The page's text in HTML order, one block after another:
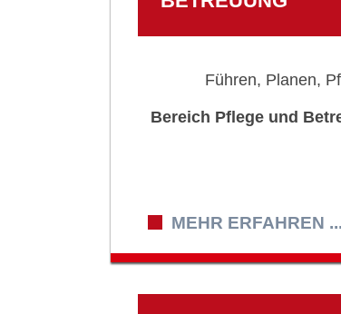
Führen, Planen,
Bereich Pflege und
MEHR ERFAHREN ...